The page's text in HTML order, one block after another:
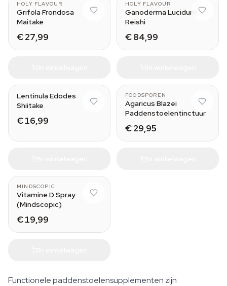
HOLY FLAVOUR
Grifola Frondosa
Maitake
€ 27,99
HOLY FLAVOUR
Ganoderma Lucidum
Reishi
€ 84,99
Lentinula Edodes
Shiitake
€ 16,99
FOODSPOREN
Agaricus Blazei
Paddenstoelentinctuur
€ 29,95
MINDSCOPIC
Vitamine D Spray
(Mindscopic)
€ 19,99
Functionele paddenstoelensupplementen zijn